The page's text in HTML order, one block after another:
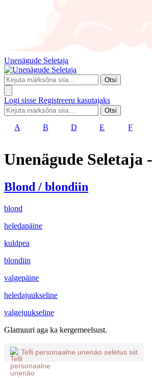
Unenägude Seletaja
Otsi
Logi sisse Registreeru kasutajaks
Otsi
A B D E F
Unenägude
Blond / blondiin
blond
heledapäine
kuldpea
blondiin
valgepäine
heledajuukseline
valgejuukseline
Glamuuri aga ka kergemeelsust.
Telli personaalne unenäo seletus siit